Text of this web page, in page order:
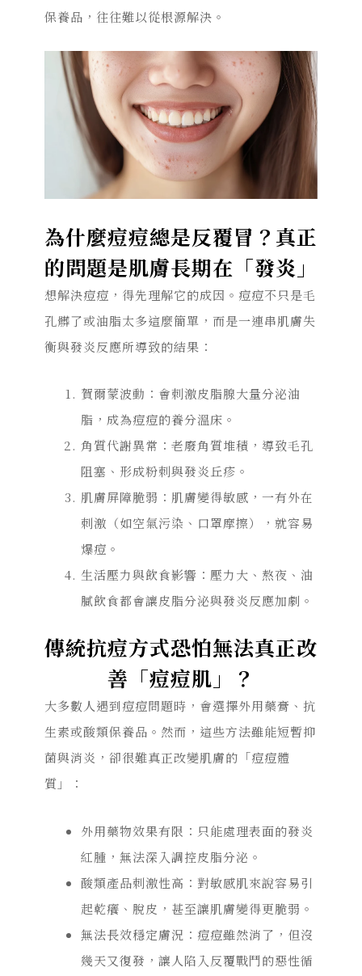
保養品，往往難以從根源解決。
為什麼痘痘總是反覆冒？真正
的問題是肌膚長期在「發炎」
想解決痘痘，得先理解它的成因。痘痘不只是毛
孔髒了或油脂太多這麼簡單，而是一連串肌膚失
衡與發炎反應所導致的結果：
賀爾蒙波動： 會刺激皮脂腺大量分泌油
脂，成為痘痘的養分溫床。
角質代謝異常：老廢角質堆積，導致毛孔
阻塞、形成粉刺與發炎丘疹。
肌膚屏障脆弱：肌膚變得敏感，一有外在
刺激（如空氣污染、口罩摩擦），就容易
爆痘。
生活壓力與飲食影響：壓力大、熬夜、油
膩飲食都會讓皮脂分泌與發炎反應加劇。
傳統抗痘方式恐怕無法真正改
善「痘痘肌」？
大多數人遇到痘痘問題時，會選擇外用藥膏、抗
生素或酸類保養品。然而，這些方法雖能短暫抑
菌與消炎，卻很難真正改變肌膚的「痘痘體
質」：
外用藥物效果有限：只能處理表面的發炎
紅腫，無法深入調控皮脂分泌。
酸類產品刺激性高：對敏感肌來說容易引
起乾癢、脫皮，甚至讓肌膚變得更脆弱。
無法長效穩定膚況：痘痘雖然消了，但沒
幾天又復發，讓人陷入反覆戰鬥的惡性循